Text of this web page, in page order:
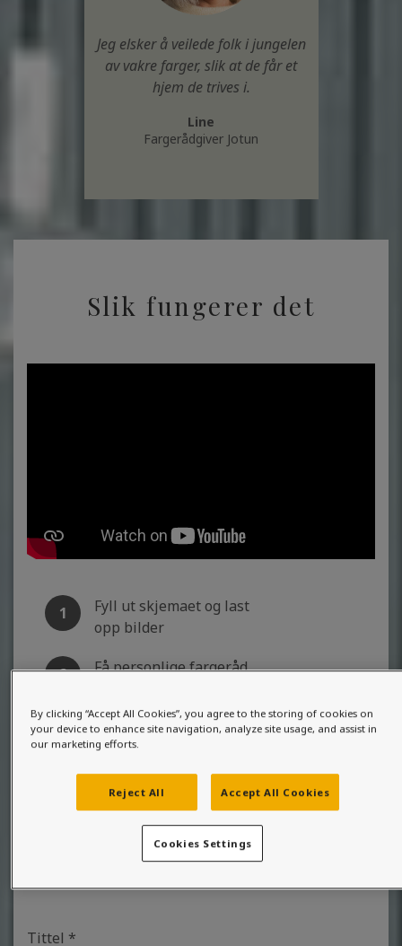
Jeg elsker å veilede folk i jungelen
av vakre farger, slik at de får et
hjem de trives i.
Line
Fargerådgiver Jotun
Slik fungerer det
1
Fyll ut skjemaet og last
opp bilder
2
Få personlige fargeråd
3
Mal, og skap et varig
vakkert hjem
Fyll ut skjema og få ditt
personlige fargeråd
Tittel *
By clicking “Accept All Cookies”, you agree to the storing of cookies on
your device to enhance site navigation, analyze site usage, and assist in
our marketing efforts.
Reject All Accept All Cookies
Cookies Settings